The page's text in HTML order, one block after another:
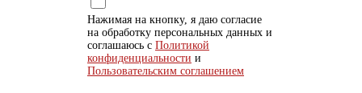
Нажимая на кнопку, я даю согласие
на обработку персональных данных и
соглашаюсь с Политикой
конфиденциальности и
Пользовательским соглашением